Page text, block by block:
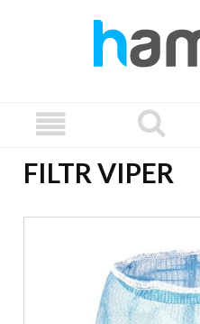
FILTR VIPER